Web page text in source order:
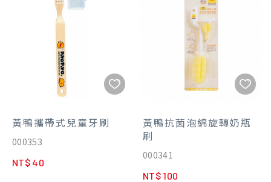
黃鴨攜帶式兒童牙刷
000353
NT$ 40
黃鴨抗菌泡綿旋轉奶瓶
刷
000341
NT$ 100